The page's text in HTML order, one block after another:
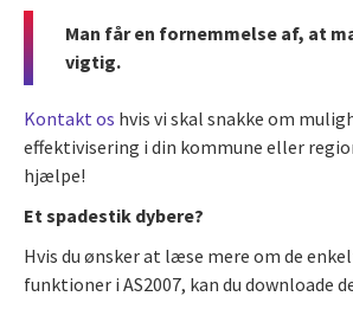
Man får en fornemmelse af, at
vigtig.
Kontakt os hvis vi skal snakke om
effektivisering i din kommune eller
hjælpe!
Et spadestik dybere?
Hvis du ønsker at læse mere om de
funktioner i AS2007, kan du downloade